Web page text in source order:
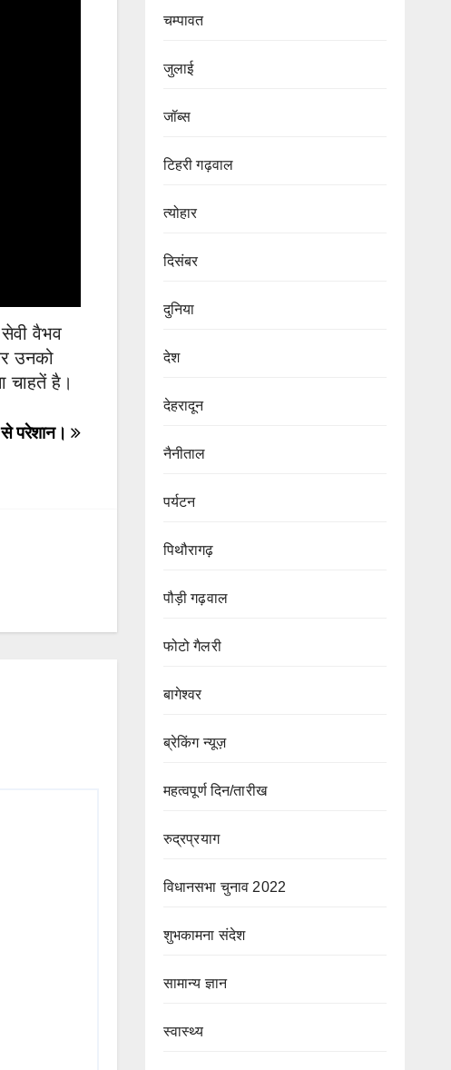
वैभव
उनको
चाहतें है।
परेशान।
चम्पावत
जुलाई
जॉब्स
टिहरी गढ़वाल
त्योहार
दिसंबर
दुनिया
देश
देहरादून
नैनीताल
पर्यटन
पिथौरागढ़
पौड़ी गढ़वाल
फोटो गैलरी
बागेश्वर
ब्रेकिंग न्यूज़
महत्वपूर्ण दिन/तारीख
रुद्रप्रयाग
विधानसभा चुनाव 2022
शुभकामना संदेश
सामान्य ज्ञान
स्वास्थ्य